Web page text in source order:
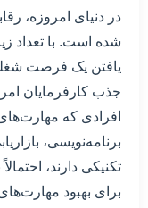
در دنیای امروزه،
شده است. با تعداد
یافتن یک فرصت
جذب کارفرمایان
افرادی که
برنامه‌نویسی،
تکنیکی دارند،
برای بهبود مهارت‌های